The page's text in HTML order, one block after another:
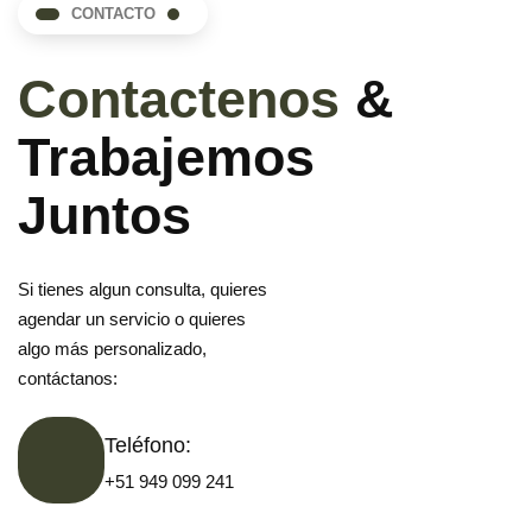
CONTACTO
Contactenos &
Trabajemos
Juntos
Si tienes algun consulta, quieres
agendar un servicio o quieres
algo más personalizado,
contáctanos:
Teléfono:
+51 949 099 241